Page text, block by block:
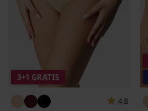
3+1 GRATIS
4,8